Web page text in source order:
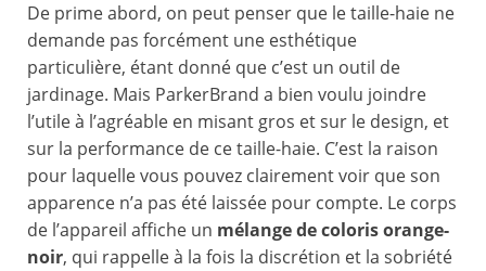
De prime abord, on peut penser que le taille-haie ne
demande pas forcément une esthétique
particulière, étant donné que c’est un outil de
jardinage. Mais ParkerBrand a bien voulu joindre
l’utile à l’agréable en misant gros et sur le design, et
sur la performance de ce taille-haie. C’est la raison
pour laquelle vous pouvez clairement voir que son
apparence n’a pas été laissée pour compte. Le corps
de l’appareil affiche un mélange de coloris orange-
noir, qui rappelle à la fois la discrétion et la sobriété